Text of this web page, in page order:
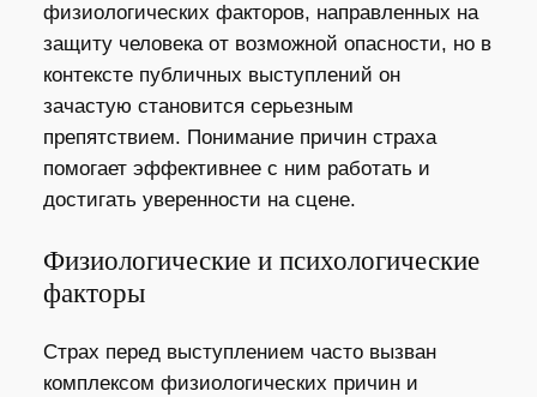
физиологических факторов, направленных на
защиту человека от возможной опасности, но в
контексте публичных выступлений он
зачастую становится серьезным
препятствием. Понимание причин страха
помогает эффективнее с ним работать и
достигать уверенности на сцене.
Физиологические и психологические
факторы
Страх перед выступлением часто вызван
комплексом физиологических причин и